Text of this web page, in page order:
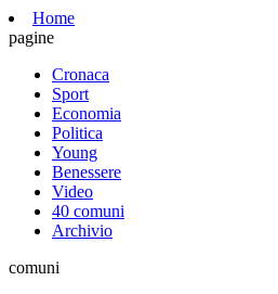
Home
pagine
Cronaca
Sport
Economia
Politica
Young
Benessere
Video
40 comuni
Archivio
comuni